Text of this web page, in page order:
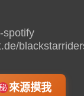
spotify
來源摸我